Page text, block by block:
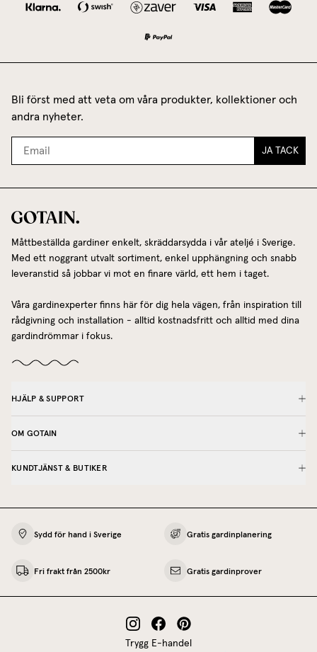
Bli först med att veta om våra produkter, kollektioner och
andra nyheter.
JA TACK
Måttbeställda gardiner enkelt, skräddarsydda i vår ateljé i Sverige.
Med ett noggrant utvalt sortiment, enkel upphängning och snabb
leveranstid så jobbar vi mot en finare värld, ett hem i taget.
Våra gardinexperter finns här för dig hela vägen, från inspiration till
rådgivning och installation - alltid kostnadsfritt och alltid med dina
gardindrömmar i fokus.
HJÄLP & SUPPORT
OM GOTAIN
KUNDTJÄNST & BUTIKER
Sydd för hand i Sverige Gratis gardinplanering
Fri frakt från 2500kr Gratis gardinprover
Trygg E-handel